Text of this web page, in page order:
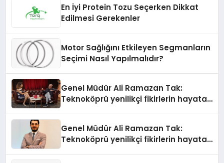
En İyi Protein Tozu Seçerken Dikkat
Edilmesi Gerekenler
Motor Sağlığını Etkileyen Segmanların
Seçimi Nasıl Yapılmalıdır?
Genel Müdür Ali Ramazan Tak:
Teknoköprü yenilikçi fikirlerin hayata
Genel Müdür Ali Ramazan Tak:
Teknoköprü yenilikçi fikirlerin hayata